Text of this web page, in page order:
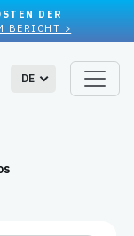
DER
BERICHT >
DE